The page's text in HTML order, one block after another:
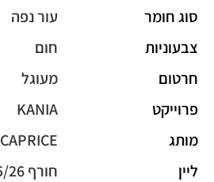
סוג חומר
עור נפה
צבעוניות
חום
חרטום
מעוגל
פרוייקט
KANIA
מותג
CAPRICE
ליין
חורף 25/26